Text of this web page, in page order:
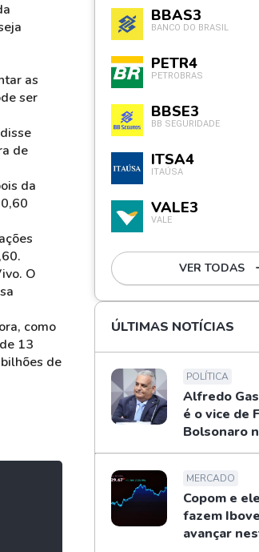
as
ser
de
da
O
como
13
de
BBAS3
BANCO DO BRASIL
PETR4
PETROBRAS
BBSE3
BB SEGURIDADE
ITSA4
ITAÚSA
VALE3
VALE
VER TODAS
ÚLTIMAS NOTÍCIAS
POLÍTICA
Alfredo
é o vice de
Bolsonaro
pela
MERCADO
Copom e
fazem
avançar